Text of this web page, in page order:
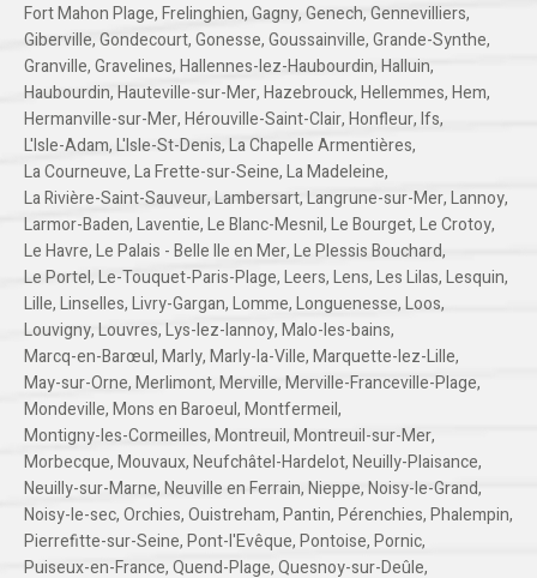
Fort Mahon Plage,Frelinghien,Gagny,Genech,Gennevilliers,
Giberville,Gondecourt,Gonesse,Goussainville,Grande-Synthe,
Granville,Gravelines,Hallennes-lez-Haubourdin,Halluin,
Haubourdin,Hauteville-sur-Mer,Hazebrouck,Hellemmes,Hem,
Hermanville-sur-Mer,Hérouville-Saint-Clair,Honfleur,Ifs,
L'Isle-Adam,L'Isle-St-Denis,La Chapelle Armentières,
La Courneuve,La Frette-sur-Seine,La Madeleine,
La Rivière-Saint-Sauveur,Lambersart,Langrune-sur-Mer,Lannoy,
Larmor-Baden,Laventie,Le Blanc-Mesnil,Le Bourget,Le Crotoy,
Le Havre,Le Palais - Belle Ile en Mer,Le Plessis Bouchard,
Le Portel,Le-Touquet-Paris-Plage,Leers,Lens,Les Lilas,Lesquin,
Lille,Linselles,Livry-Gargan,Lomme,Longuenesse,Loos,
Louvigny,Louvres,Lys-lez-lannoy,Malo-les-bains,
Marcq-en-Barœul,Marly,Marly-la-Ville,Marquette-lez-Lille,
May-sur-Orne,Merlimont,Merville,Merville-Franceville-Plage,
Mondeville,Mons en Baroeul,Montfermeil,
Montigny-les-Cormeilles,Montreuil,Montreuil-sur-Mer,
Morbecque,Mouvaux,Neufchâtel-Hardelot,Neuilly-Plaisance,
Neuilly-sur-Marne,Neuville en Ferrain,Nieppe,Noisy-le-Grand,
Noisy-le-sec,Orchies,Ouistreham,Pantin,Pérenchies,Phalempin,
Pierrefitte-sur-Seine,Pont-l'Evêque,Pontoise,Pornic,
Puiseux-en-France,Quend-Plage,Quesnoy-sur-Deûle,